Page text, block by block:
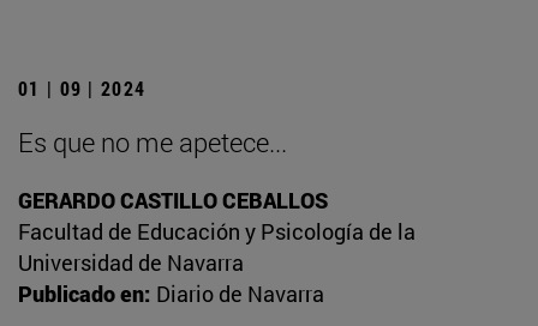
01 | 09 | 2024
Es que no me apetece...
GERARDO CASTILLO CEBALLOS
Facultad de Educación y Psicología de la
Universidad de Navarra
Publicado en: Diario de Navarra